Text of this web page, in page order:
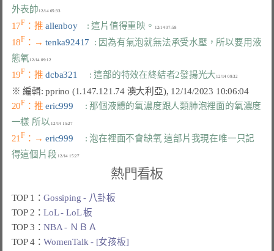
外表帥
12/14 05:33
17F ：推 allenboy : 這片值得重映。 12/14 07:58
18F ：→ tenka92417 : 因為有氣泡就無法承受水壓，所以要用液
態氧
19F ：推 dcba321 : 這部的特效在終結者2發揚光大
20F ：推 eric999 : 那個液體的氧濃度跟人類肺泡裡面的氧濃度
一樣 所以
12/14 15:27
21F ：→ eric999 : 泡在裡面不會缺氧 這部片我現在唯一只記
得這個片段
12/14 15:27
熱門看板
TOP 1：Gossiping - 八卦板
TOP 2：LoL - LoL 板
TOP 3：NBA - ＮＢＡ
TOP 4：WomenTalk - [女孩板]